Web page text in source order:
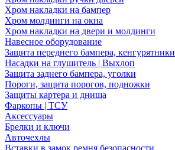
Хром накладки на бампер
Хром молдинги на окна
Хром накладки на двери и молдинги
Навесное оборудование
Защита переднего бампера, кенгурятники
Насадки на глушитель | Выхлоп
Защита заднего бампера, уголки
Пороги, защита порогов, подножки
Защиты картера и днища
Фаркопы | ТСУ
Аксессуары
Брелки и ключи
Авточехлы
Вставки в замок ремня безопасности